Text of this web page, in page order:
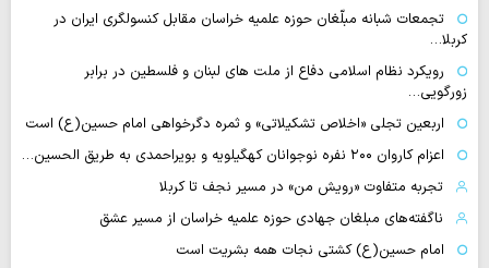
تجمعات شبانه مبلّغان حوزه علمیه خراسان مقابل کنسولگری ایران در
کربلا…
رویکرد نظام اسلامی دفاع از ملت های لبنان و فلسطین در برابر
زورگویی…
اربعین تجلی «اخلاص تشکیلاتی» و ثمره دگرخواهی امام حسین(ع) است
اعزام کاروان ۲۰۰ نفره نوجوانان کهگیلویه و بویراحمدی به طریق الحسین…
تجربه متفاوت «رویش من» در مسیر نجف تا کربلا
ناگفته‌های مبلغان جهادی حوزه علمیه خراسان از مسیر عشق
امام حسین(ع) کشتی نجات همه بشریت است